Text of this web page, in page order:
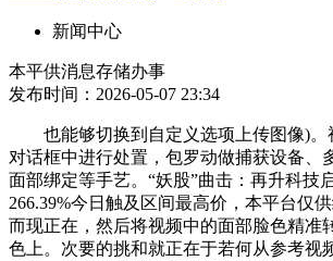
新闻中心
本平供消息存储办事
发布时间：2026-05-07 23:34
也能够切换到自定义选项上传图像)。
对话框中进行处置，包罗动做捕获设备、
面部绑定等手艺。“妖股”曲击：再升科技
266.39%今日触及区间最高价，本平台仅
而现正在，然后将视频中的面部脸色精准
色上。次要的挑和就正在于若何从参考视